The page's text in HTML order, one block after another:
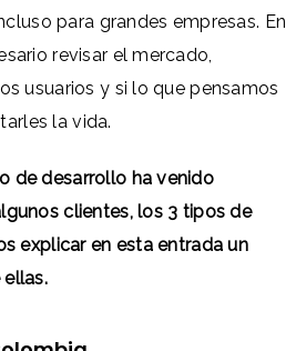
para grandes empresas. En
revisar el mercado,
usuarios y si lo que pensamos
la vida.
de desarrollo ha venido
clientes, los 3 tipos de
explicar en esta entrada un